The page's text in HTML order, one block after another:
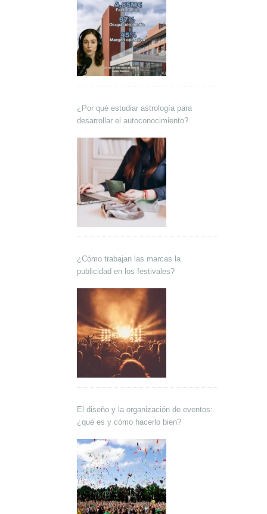
¿Por qué estudiar astrología para
desarrollar el autoconocimiento?
¿Cómo trabajan las marcas la
publicidad en los festivales?
El diseño y la organización de eventos:
¿qué es y cómo hacerlo bien?